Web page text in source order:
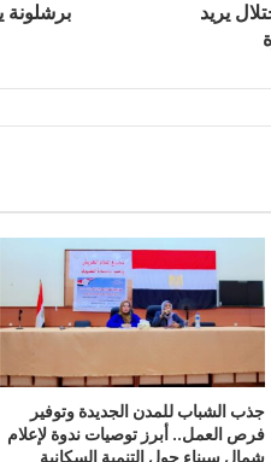
يريد
برشلونة
جذب الشباب للمدن الجديدة وتوفير
فرص العمل.. أبرز توصيات ندوة لإعلام
شمال سيناء حول التنمية السكانية